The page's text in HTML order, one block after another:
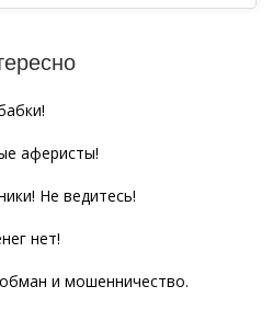
аферисты!
Не ведитесь!
нет!
и мошенничество.